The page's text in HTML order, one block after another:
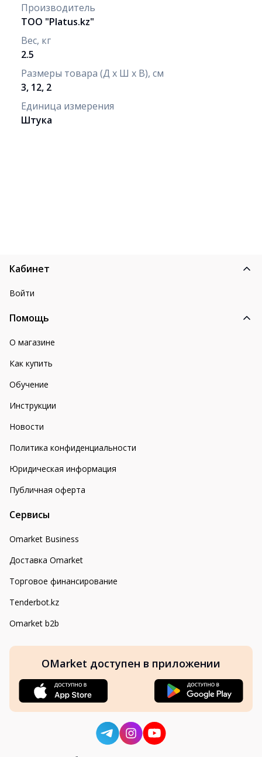
Производитель
ТОО "Рlatus.kz"
Вес, кг
2.5
Размеры товара (Д х Ш х В), см
3, 12, 2
Единица измерения
Штука
Кабинет
Войти
Помощь
О магазине
Как купить
Обучение
Инструкции
Новости
Политика конфиденциальности
Юридическая информация
Публичная оферта
Сервисы
Omarket Business
Доставка Omarket
Торговое финансирование
Tenderbot.kz
Omarket b2b
OMarket доступен в приложении